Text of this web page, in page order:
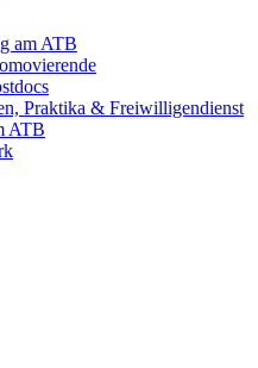
am ATB
Praktika & Freiwilligendienst
ATB